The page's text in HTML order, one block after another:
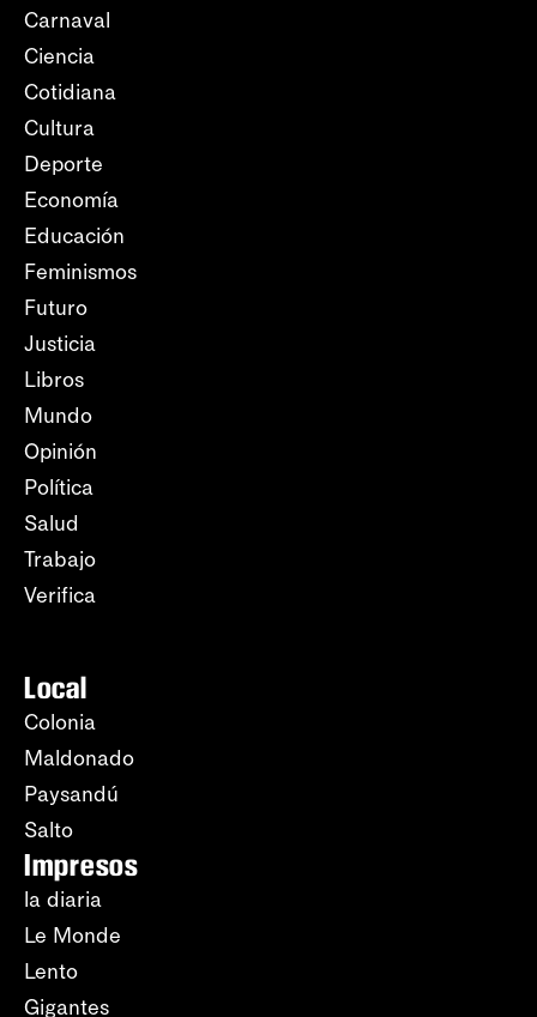
Carnaval
Ciencia
Cotidiana
Cultura
Deporte
Economía
Educación
Feminismos
Futuro
Justicia
Libros
Mundo
Opinión
Política
Salud
Trabajo
Verifica
Local
Colonia
Maldonado
Paysandú
Salto
Impresos
la diaria
Le Monde
Lento
Gigantes